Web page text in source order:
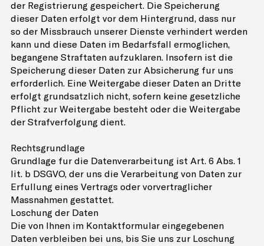
der Registrierung gespeichert. Die Speicherung
dieser Daten erfolgt vor dem Hintergrund, dass nur
so der Missbrauch unserer Dienste verhindert werden
kann und diese Daten im Bedarfsfall ermöglichen,
begangene Straftaten aufzuklären. Insofern ist die
Speicherung dieser Daten zur Absicherung für uns
erforderlich. Eine Weitergabe dieser Daten an Dritte
erfolgt grundsätzlich nicht, sofern keine gesetzliche
Pflicht zur Weitergabe besteht oder die Weitergabe
der Strafverfolgung dient.
Rechtsgrundlage
Grundlage für die Datenverarbeitung ist Art. 6 Abs. 1
lit. b DSGVO, der uns die Verarbeitung von Daten zur
Erfüllung eines Vertrags oder vorvertraglicher
Massnahmen gestattet.
Löschung der Daten
Die von Ihnen im Kontaktformular eingegebenen
Daten verbleiben bei uns, bis Sie uns zur Löschung